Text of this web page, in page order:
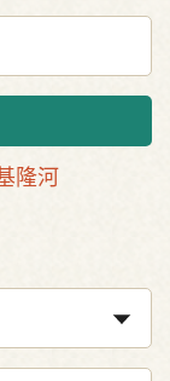
隆河